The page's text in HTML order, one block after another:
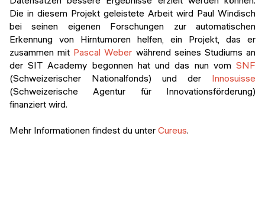
Die in diesem Projekt geleistete Arbeit wird Paul Windisch
bei seinen eigenen Forschungen zur automatischen
Erkennung von Hirntumoren helfen, ein Projekt, das er
zusammen mit Pascal Weber während seines Studiums an
der SIT Academy begonnen hat und das nun vom SNF
(Schweizerischer Nationalfonds) und der Innosuisse
(Schweizerische Agentur für Innovationsförderung)
finanziert wird.
Mehr Informationen findest du unter Cureus.